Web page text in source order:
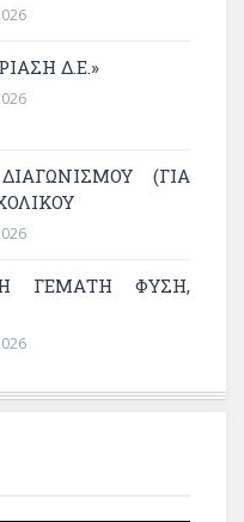
Δ.Ε.»
(ΓΙΑ
ΓΕΜΆΤΗ ΦΎΣΗ,